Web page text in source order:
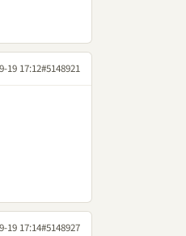
19 17:12#5148921
19 17:14#5148927